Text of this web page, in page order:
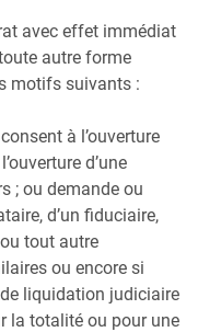
avec effet immédiat
autre forme
motifs suivants :
à l’ouverture
d’une
; ou demande ou
d’un fiduciaire,
tout autre
ou encore si
liquidation judiciaire
la totalité ou pour une